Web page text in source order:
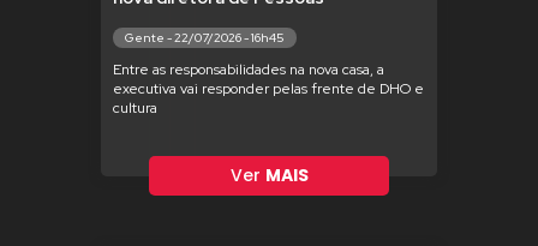
Gente - 22/07/2026 - 16h45
Entre as responsabilidades na nova casa, a
executiva vai responder pelas frente de DHO e
cultura
Ver MAIS